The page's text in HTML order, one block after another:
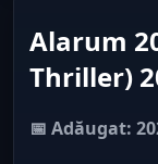
Alarum
Thriller)
📅 Adăugat: